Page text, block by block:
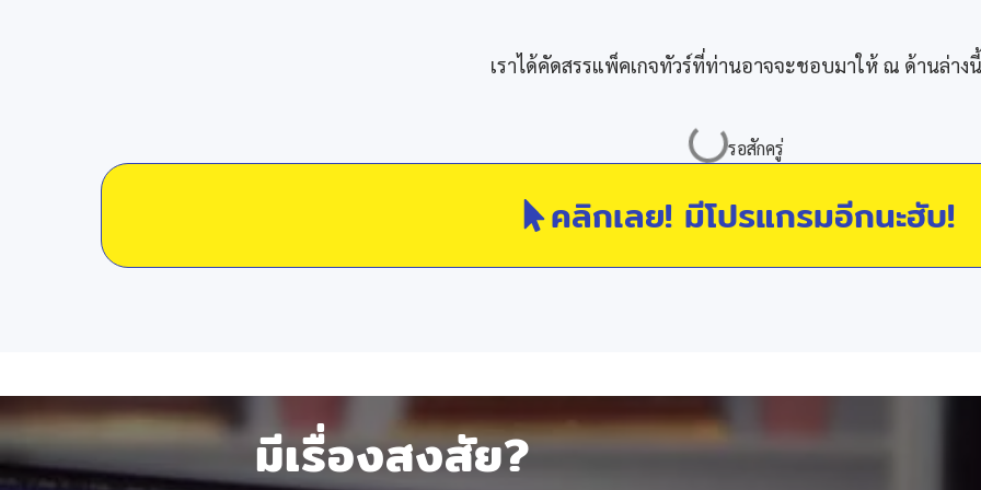
เราได้คัดสรรแพ็คเกจทัวร์ที่ท่านอาจจะชอบมาให้ ณ ด้านล่างนี้
คลิกเลย! มีโปรแกรมอีกนะฮับ!
มีเรื่องสงสัย?